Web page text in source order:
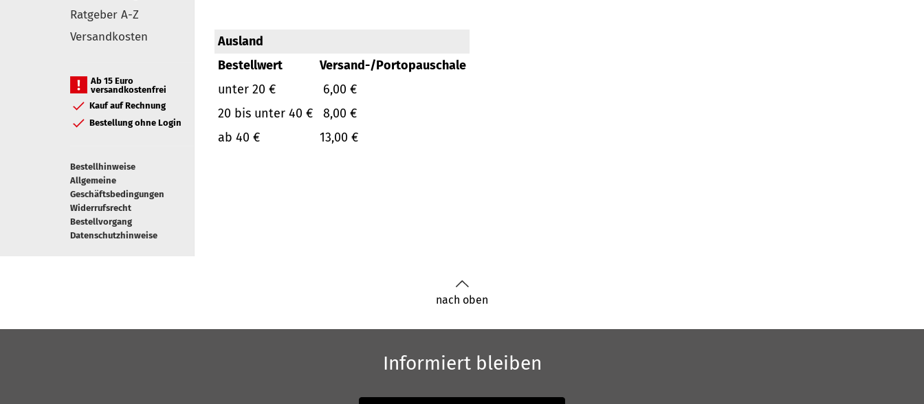
Ratgeber A-Z
Versandkosten
Ab 15 Euro
versandkostenfrei
Kauf auf Rechnung
Bestellung ohne Login
Bestellhinweise
Allgemeine
Geschäftsbedingungen
Widerrufsrecht
Bestellvorgang
Datenschutzhinweise
Ausland
Bestellwert
Versand-/Portopauschale
unter 20 €
6,00 €
20 bis unter 40 €
8,00 €
ab 40 €
13,00 €
nach oben
Informiert bleiben